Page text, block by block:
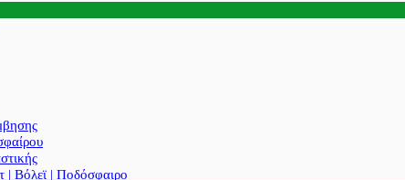
Βόλεϊ | Ποδόσφαιρο